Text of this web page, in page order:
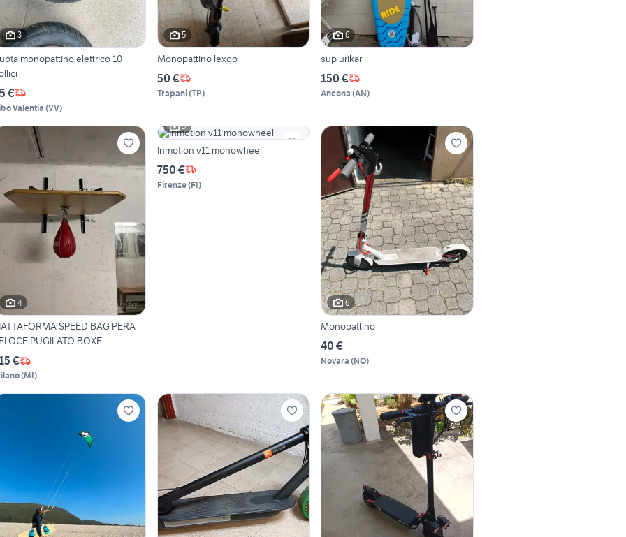
3
monopattino elettrico 10
€
Valentia (VV)
5
Monopattino lexgo
50 €
Trapani(TP)
6
sup urikar
150 €
Ancona (AN)
4
SPEED BAG PERA
PUGILATO BOXE
€
(MI)
5
Inmotion v11 monowheel
750 €
Firenze(FI)
6
Monopattino
40 €
Novara (NO)